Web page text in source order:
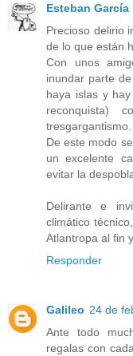
Esteban García
Precioso delirio
de lo que están
Con unos
inundar parte
haya islas y
reconquista)
tresgargantismo.
De este modo
un excelente
evitar la
Delirante e
climático
Atlantropa al fin
Responder
Galileo 24 de
Ante todo
regalas con